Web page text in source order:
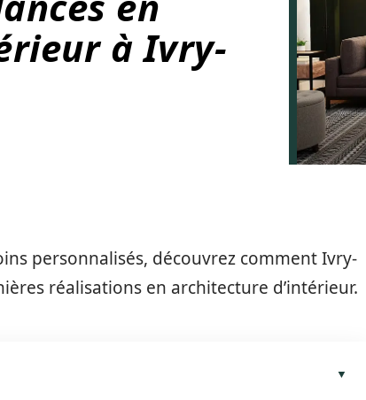
à Ivry-
personnalisés, découvrez comment Ivry-
réalisations en architecture d’intérieur.